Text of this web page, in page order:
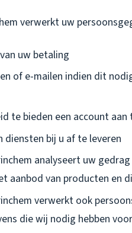
verwerkt uw
uw betaling
of e-mailen indien dit
te bieden een account aan
diensten bij u af te leveren
analyseert uw
aanbod van producten en
verwerkt ook
die wij nodig hebben